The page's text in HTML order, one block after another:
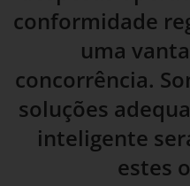
conformidade
uma
concorrência.
soluções
inteligente
estes